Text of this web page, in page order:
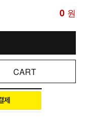
0 원
CART